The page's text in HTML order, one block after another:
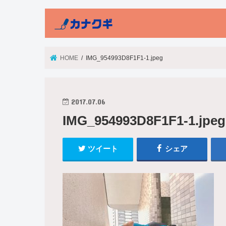
HOME IMG_954993D8F1F1-1.jpeg
2017.07.06
IMG_954993D8F1F1-1.jpeg
ツイート シェア